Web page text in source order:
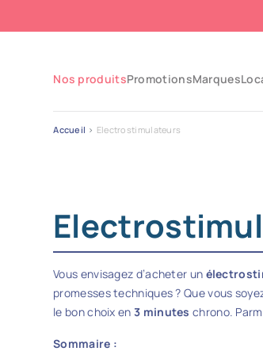
Nos produitsPromotionsMarques
Accueil Electrostimulateurs
Vous envisagez d’acheter un
promesses techniques ? Que vous
le bon choix en 3 minutes chrono.
Sommaire :